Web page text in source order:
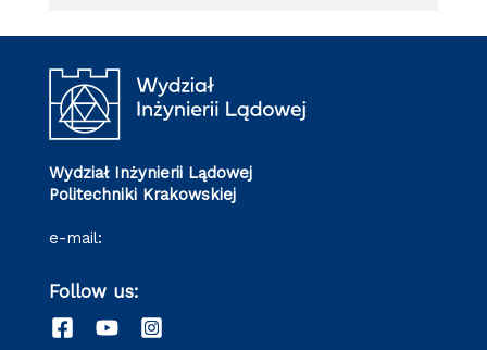
Wydział Inżynierii Lądowej
Politechniki Krakowskiej
e-mail:
Follow us: